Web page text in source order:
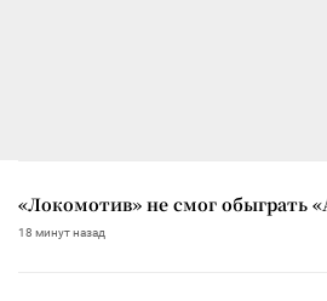
«Локомотив» не смог обыграть
18 минут назад